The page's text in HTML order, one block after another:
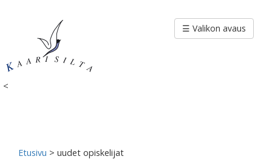
<
☰ Valikon avaus
Etusivu > uudet opiskelijat